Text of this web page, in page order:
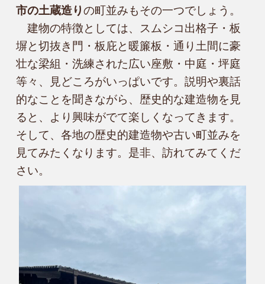
市の土蔵造りの町並みもその一つでしょう。
建物の特徴としては、スムシコ出格子・板
塀と切抜き門・板庇と暖簾板・通り土間に豪
壮な梁組・洗練された広い座敷・中庭・坪庭
等々、見どころがいっぱいです。説明や裏話
的なことを聞きながら、歴史的な建造物を見
ると、より興味がでて楽しくなってきます。
そして、各地の歴史的建造物や古い町並みを
見てみたくなります。是非、訪れてみてくだ
さい。